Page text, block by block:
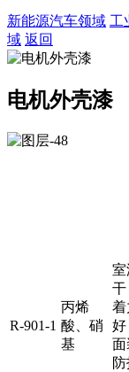
新能源汽车领域 工
域 返回
电机外壳漆
R-901-1
丙烯
酸、硝
基
室
干
着
好
面